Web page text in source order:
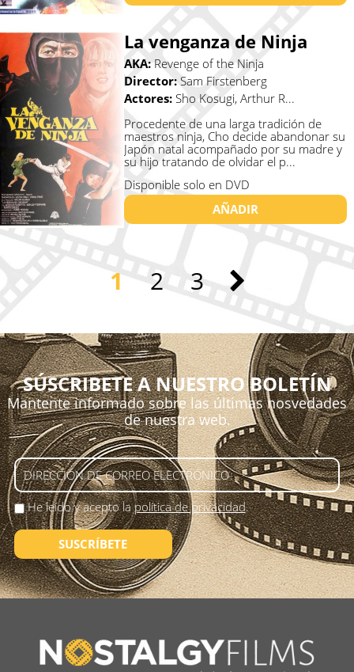
La venganza de Ninja
AKA: Revenge of the Ninja
Director: Sam Firstenberg
Actores: Sho Kosugi, Arthur R...
Procedente de una larga tradición de
maestros ninja, Cho decide abandonar su
Japón natal acompañado por su madre y
su hijo tratando de olvidar el p...
Disponible solo en DVD
AÑADIR
1 2 3
SÚSCRIBETE A NUESTRO BOLETÍN
Mantente informado sobre las últimas nosvedades
de nuestra web.
He leído y acepto lapolítica de privacidad.
SUSCRÍBETE